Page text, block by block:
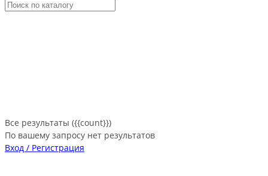
Все результаты ({{count}})
По вашему запросу нет результатов
Вход / Регистрация